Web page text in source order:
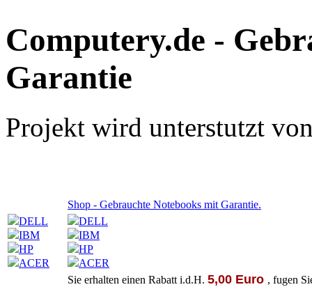
Computery.de -
Garantie
Projekt wird unterstutzt
Shop - Gebrauchte Notebooks mit Garantie.
DELL
IBM
HP
ACER
DELL
IBM
HP
ACER
Sie erhalten einen Rabatt i.d.H. 5,00 Euro , fugen